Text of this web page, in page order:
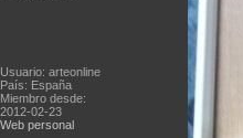
Usuario: arteonline
País: España
Miembro desde:
2012-02-23
Web personal